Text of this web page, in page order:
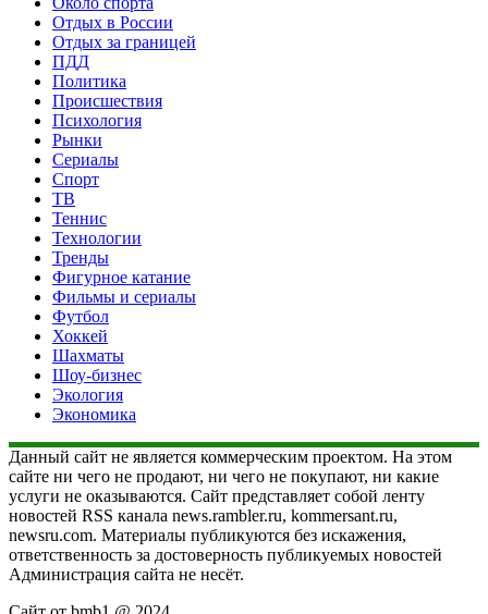
Отдых в России
Отдых за границей
ПДД
Политика
Происшествия
Психология
Рынки
Сериалы
Спорт
ТВ
Теннис
Технологии
Тренды
Фигурное катание
Фильмы и сериалы
Футбол
Хоккей
Шахматы
Шоу-бизнес
Экология
Экономика
Данный сайт не является коммерческим проектом. На этом
сайте ни чего не продают, ни чего не покупают, ни какие
услуги не оказываются. Сайт представляет собой ленту
новостей RSS канала news.rambler.ru, kommersant.ru,
newsru.com. Материалы публикуются без искажения,
ответственность за достоверность публикуемых новостей
Администрация сайта не несёт.